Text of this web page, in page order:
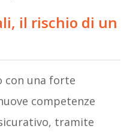
il rischio di un
con una forte
competenze
tramite